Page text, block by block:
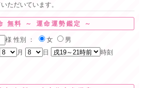
ただいています。
無料 ～ 運命運勢鑑定 ～
様 性別 ： 女
男
月 日 時刻